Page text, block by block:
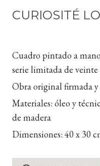
CURIOSITÉ
Cuadro pintado a
serie limitada de veinte
Obra original firmada
Materiales: óleo y
de madera
Dimensiones: 40 x 30